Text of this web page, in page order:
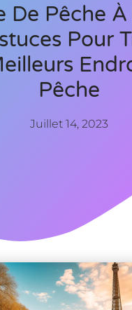
De Pêche À
Pour
Pêche
Juillet 14, 2023